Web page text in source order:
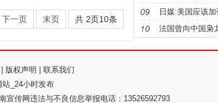
下一页 末页 共 2页10条
应用歼20
日媒:美国应该
国卫星暂时失灵
法国曾向中国枭
版权声明
联系我们
_24小时发布
宣传网违法与不良信息举报电话：13526592793